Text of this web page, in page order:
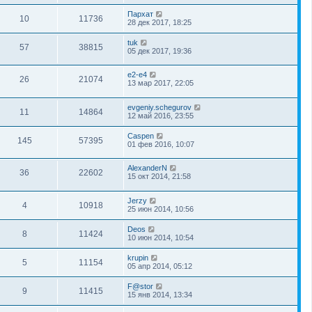
10 11736
Пархат
28 дек 2017, 18:25
57 38815
tuk
05 дек 2017, 19:36
26 21074
e2-e4
13 мар 2017, 22:05
11 14864
evgeniy.schegurov
12 май 2016, 23:55
145 57395
Caspen
01 фев 2016, 10:07
36 22602
AlexanderN
15 окт 2014, 21:58
4 10918
Jerzy
25 июн 2014, 10:56
8 11424
Deos
10 июн 2014, 10:54
5 11154
krupin
05 апр 2014, 05:12
9 11415
F@stor
15 янв 2014, 13:34